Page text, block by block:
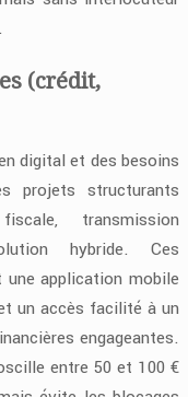
(crédit,
digital et des besoins
projets structurants
transmission
hybride. Ces
application mobile
un accès facilité à un
engageantes.
entre 50 et 100 €